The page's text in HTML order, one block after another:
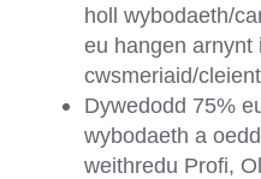
holl wybodaeth/
eu hangen arnynt
cwsmeriaid/
Dywedodd 75%
wybodaeth a
weithredu Profi,